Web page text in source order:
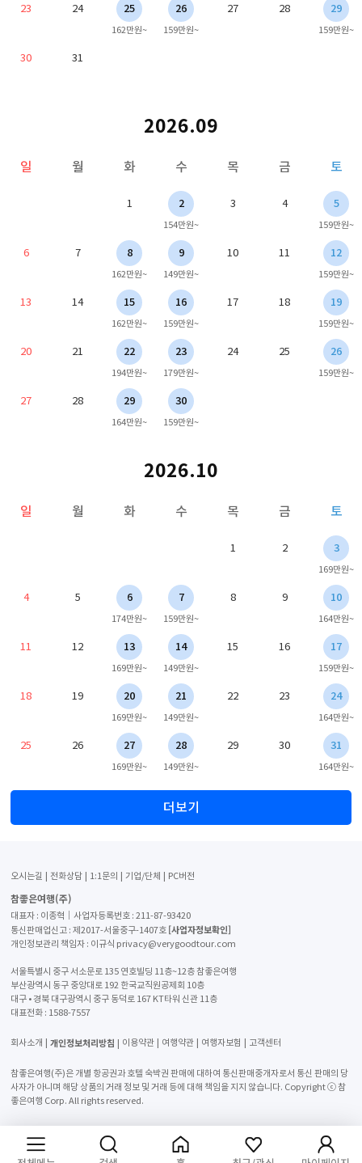
23 24 25
162만원~
26
159만원~
27 28 29
159만원~
30 31
2026.09
일 월 화 수 목 금 토
1 2
154만원~
3 4 5
159만원~
6 7 8
162만원~
9
149만원~
10 11 12
159만원~
13 14 15
162만원~
16
159만원~
17 18 19
159만원~
20 21 22
194만원~
23
179만원~
24 25 26
159만원~
27 28 29
164만원~
30
159만원~
2026.10
일 월 화 수 목 금 토
1 2 3
169만원~
4 5 6
174만원~
7
159만원~
8 9 10
164만원~
11 12 13
169만원~
14
149만원~
15 16 17
159만원~
18 19 20
169만원~
21
149만원~
22 23 24
164만원~
25 26 27
169만원~
28
149만원~
29 30 31
164만원~
더보기
오시는길 전화상담 1:1문의 기업/단체 PC버전
참좋은여행(주)
대표자 : 이종혁│사업자등록번호 : 211-87-93420
통신판매업신고 : 제2017-서울중구-1407호 [사업자정보확인]
개인정보관리 책임자 : 이규식 privacy@verygoodtour.com
서울특별시 중구 서소문로 135 연호빌딩 11층~12층 참좋은여행
부산광역시 동구 중앙대로 192 한국교직원공제회 10층
대구 • 경북 대구광역시 중구 동덕로 167 KT타워 신관 11층
대표전화 : 1588-7557
회사소개 개인정보처리방침 이용약관 여행약관 여행자보험 고객센터
참좋은여행(주)은 개별 항공권과 호텔 숙박권 판매에 대하여 통신판매중개자로서 통신 판매의 당
사자가 아니며 해당 상품의 거래 정보 및 거래 등에 대해 책임을 지지 않습니다. Copyright ⓒ 참
좋은여행 Corp. All rights reserved.